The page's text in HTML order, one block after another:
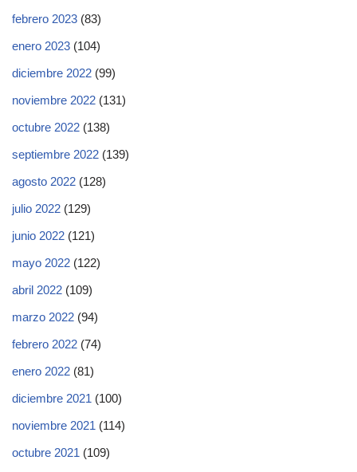
febrero 2023 (83)
enero 2023 (104)
diciembre 2022 (99)
noviembre 2022 (131)
octubre 2022 (138)
septiembre 2022 (139)
agosto 2022 (128)
julio 2022 (129)
junio 2022 (121)
mayo 2022 (122)
abril 2022 (109)
marzo 2022 (94)
febrero 2022 (74)
enero 2022 (81)
diciembre 2021 (100)
noviembre 2021 (114)
octubre 2021 (109)